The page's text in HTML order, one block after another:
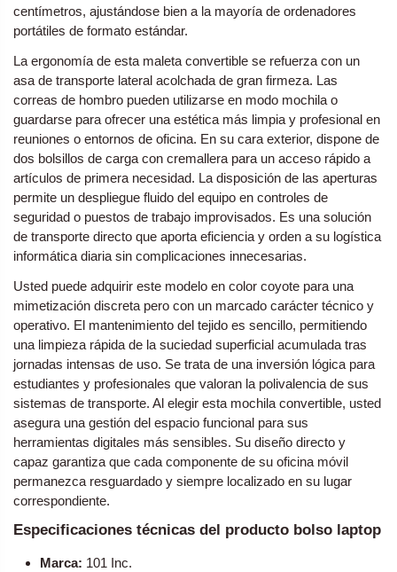
centímetros, ajustándose bien a la mayoría de ordenadores
portátiles de formato estándar.
La ergonomía de esta maleta convertible se refuerza con un
asa de transporte lateral acolchada de gran firmeza. Las
correas de hombro pueden utilizarse en modo mochila o
guardarse para ofrecer una estética más limpia y profesional en
reuniones o entornos de oficina. En su cara exterior, dispone de
dos bolsillos de carga con cremallera para un acceso rápido a
artículos de primera necesidad. La disposición de las aperturas
permite un despliegue fluido del equipo en controles de
seguridad o puestos de trabajo improvisados. Es una solución
de transporte directo que aporta eficiencia y orden a su logística
informática diaria sin complicaciones innecesarias.
Usted puede adquirir este modelo en color coyote para una
mimetización discreta pero con un marcado carácter técnico y
operativo. El mantenimiento del tejido es sencillo, permitiendo
una limpieza rápida de la suciedad superficial acumulada tras
jornadas intensas de uso. Se trata de una inversión lógica para
estudiantes y profesionales que valoran la polivalencia de sus
sistemas de transporte. Al elegir esta mochila convertible, usted
asegura una gestión del espacio funcional para sus
herramientas digitales más sensibles. Su diseño directo y
capaz garantiza que cada componente de su oficina móvil
permanezca resguardado y siempre localizado en su lugar
correspondiente.
Especificaciones técnicas del producto bolso laptop
Marca: 101 Inc.